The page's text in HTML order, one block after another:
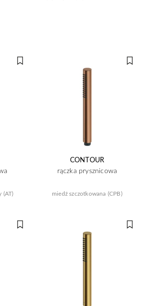
(AT)
CONTOUR
rączka prysznicowa
miedź szczotkowana (CPB)